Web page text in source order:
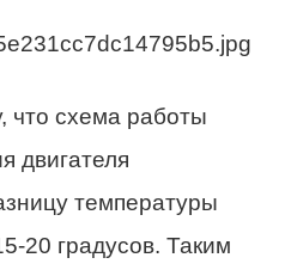
что схема работы
двигателя
температуры
20 градусов. Таким